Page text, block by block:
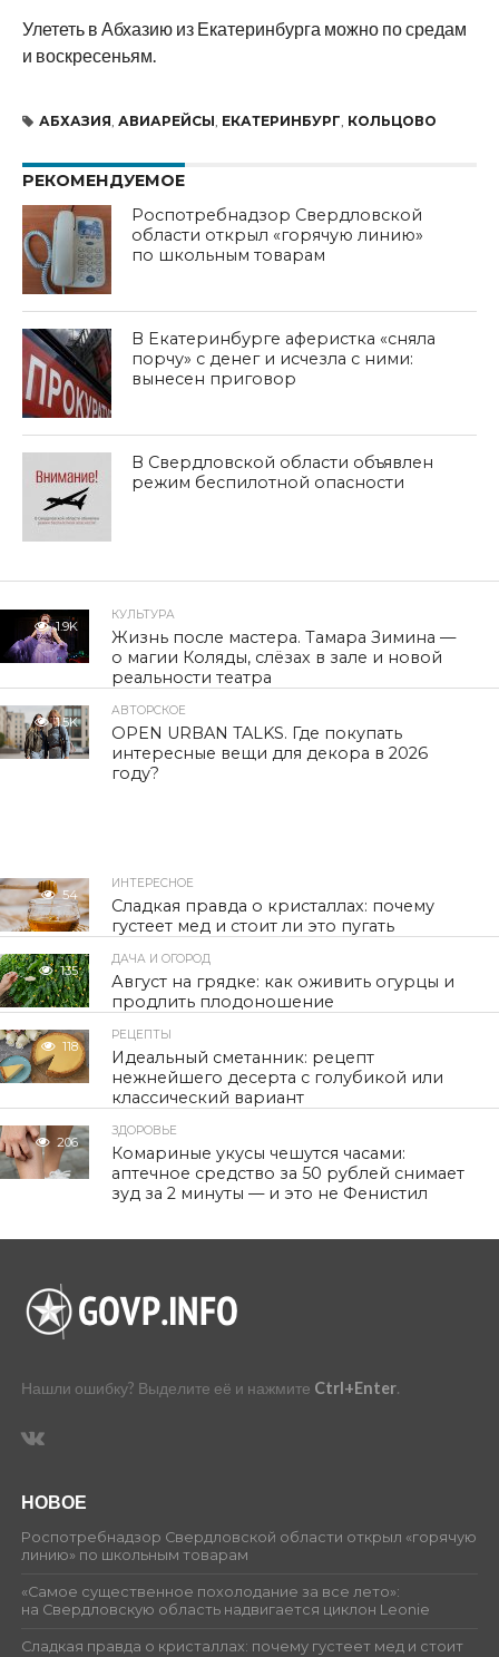
Улететь в Абхазию из Екатеринбурга можно по средам
и воскресеньям.
АБХАЗИЯ, АВИАРЕЙСЫ, ЕКАТЕРИНБУРГ, КОЛЬЦОВО
РЕКОМЕНДУЕМОЕ
Роспотребнадзор Свердловской
области открыл «горячую линию»
по школьным товарам
В Екатеринбурге аферистка «сняла
порчу» с денег и исчезла с ними:
вынесен приговор
В Свердловской области объявлен
режим беспилотной опасности
1.9K
КУЛЬТУРА
Жизнь после мастера. Тамара Зимина —
о магии Коляды, слёзах в зале и новой
реальности театра
1.5K
АВТОРСКОЕ
OPEN URBAN TALKS. Где покупать
интересные вещи для декора в 2026
году?
54
ИНТЕРЕСНОЕ
Сладкая правда о кристаллах: почему
густеет мед и стоит ли это пугать
135
ДАЧА И ОГОРОД
Август на грядке: как оживить огурцы и
продлить плодоношение
118
РЕЦЕПТЫ
Идеальный сметанник: рецепт
нежнейшего десерта с голубикой или
классический вариант
206
ЗДОРОВЬЕ
Комариные укусы чешутся часами:
аптечное средство за 50 рублей снимает
зуд за 2 минуты — и это не Фенистил
Нашли ошибку? Выделите её и нажмите Ctrl+Enter.
НОВОЕ
Роспотребнадзор Свердловской области открыл «горячую
линию» по школьным товарам
«Самое существенное похолодание за все лето»:
на Свердловскую область надвигается циклон Leonie
Сладкая правда о кристаллах: почему густеет мед и стоит